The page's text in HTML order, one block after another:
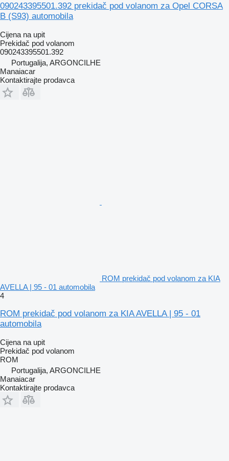
090243395501.392 prekidač pod volanom za Opel CORSA
B (S93) automobila
Cijena na upit
Prekidač pod volanom
090243395501.392
Portugalija, ARGONCILHE
Manaiacar
Kontaktirajte prodavca
ROM prekidač pod volanom za KIA
AVELLA | 95 - 01 automobila
4
ROM prekidač pod volanom za KIA AVELLA | 95 - 01
automobila
Cijena na upit
Prekidač pod volanom
ROM
Portugalija, ARGONCILHE
Manaiacar
Kontaktirajte prodavca